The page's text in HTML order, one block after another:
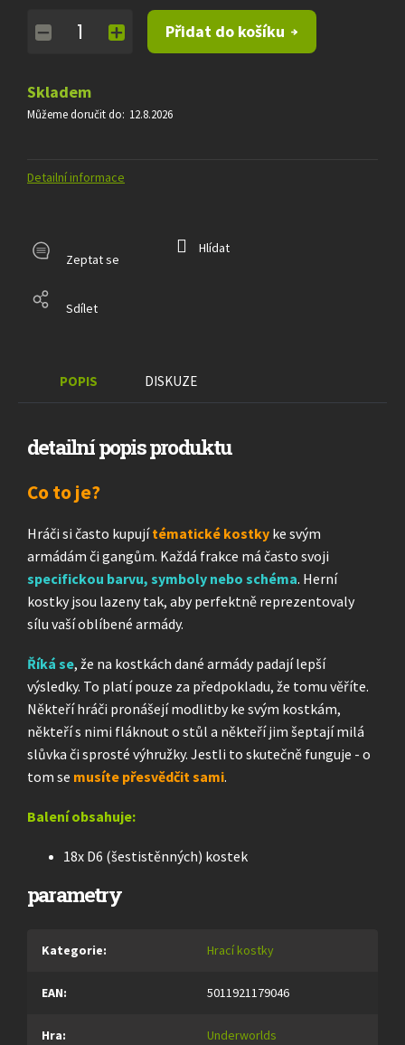
cena:
Přidat do košíku
Skladem
Můžeme doručit do: 12.8.2026
Detailní informace
Zeptat se
Hlídat
Sdílet
POPIS DISKUZE
detailní popis produktu
Co to je?
Hráči si často kupujítématické kostky ke svým
armádám či gangům. Každá frakce má často svoji
specifickou barvu, symboly nebo schéma. Herní
kostky jsou lazeny tak, aby perfektně reprezentovaly
sílu vaší oblíbené armády.
Říká se, že na kostkách dané armády padají lepší
výsledky. To platí pouze za předpokladu, že tomu věříte.
Někteří hráči pronášejí modlitby ke svým kostkám,
někteří s nimi fláknout o stůl a někteří jim šeptají milá
slůvka či sprosté výhružky. Jestli to skutečně funguje - o
tom se musíte přesvědčit sami.
Balení obsahuje:
18x D6 (šestistěnných) kostek
parametry
Kategorie: Hrací kostky
EAN: 5011921179046
Hra: Underworlds